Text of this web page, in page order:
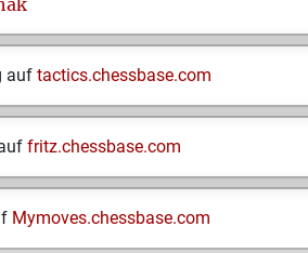
auf tactics.chessbase.com
fritz.chessbase.com
Mymoves.chessbase.com